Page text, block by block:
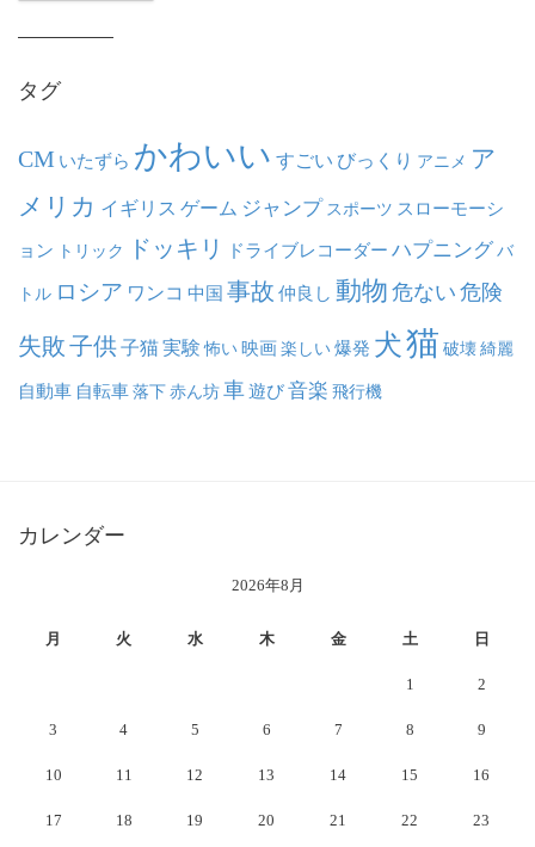
タグ
CM いたずら かわいい すごい びっくり アニメ ア
メリカ イギリス ゲーム ジャンプ スポーツ スローモーシ
ョン トリック ドッキリ ドライブレコーダー ハプニング バ
トル ロシア ワンコ 中国 事故 仲良し 動物 危ない 危険
失敗子供子猫実験 怖い映画楽しい爆発 犬猫 破壊綺麗
自動車 自転車落下赤ん坊車遊び音楽 飛行機
カレンダー
2026年8月
月 火 水 木 金 土 日
1 2
3 4 5 6 7 8 9
10 11 12 13 14 15 16
17 18 19 20 21 22 23